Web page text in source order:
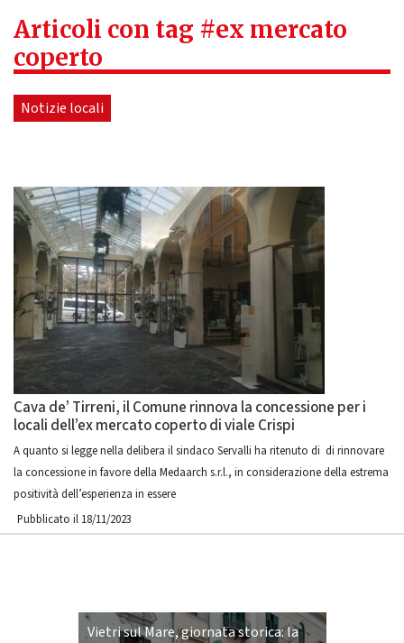
Articoli con tag #ex mercato
coperto
Notizie locali
Cava de’ Tirreni, il Comune rinnova la concessione per i
locali dell’ex mercato coperto di viale Crispi
A quanto si legge nella delibera il sindaco Servalli ha ritenuto di di rinnovare
la concessione in favore della Medaarch s.r.l., in considerazione della estrema
positività dell’esperienza in essere
Pubblicato il 18/11/2023
Vietri sul Mare, giornata storica: la